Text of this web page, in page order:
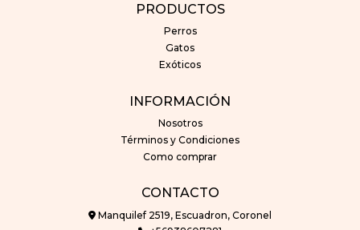
PRODUCTOS
Perros
Gatos
Exóticos
INFORMACIÓN
Nosotros
Términos y Condiciones
Como comprar
CONTACTO
Manquilef 2519, Escuadron, Coronel